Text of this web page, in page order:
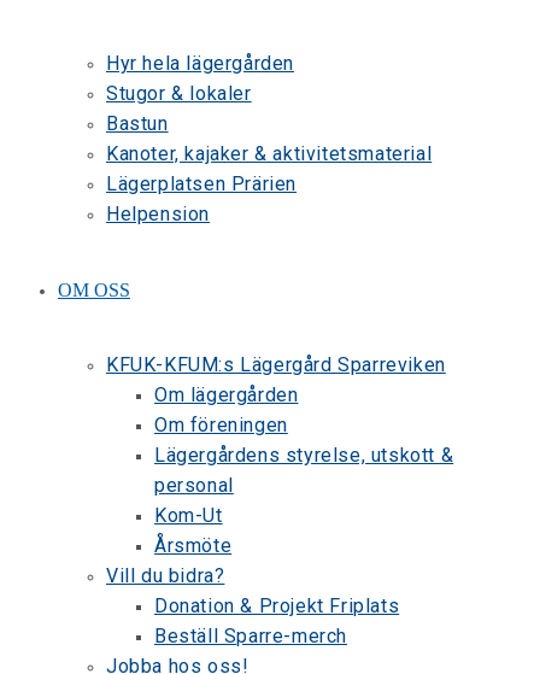
Hyr hela lägergården
Stugor & lokaler
Bastun
Kanoter, kajaker & aktivitetsmaterial
Lägerplatsen Prärien
Helpension
OM OSS
KFUK-KFUM:s Lägergård Sparreviken
Om lägergården
Om föreningen
Lägergårdens styrelse, utskott &
personal
Kom-Ut
Årsmöte
Vill du bidra?
Donation & Projekt Friplats
Beställ Sparre-merch
Jobba hos oss!